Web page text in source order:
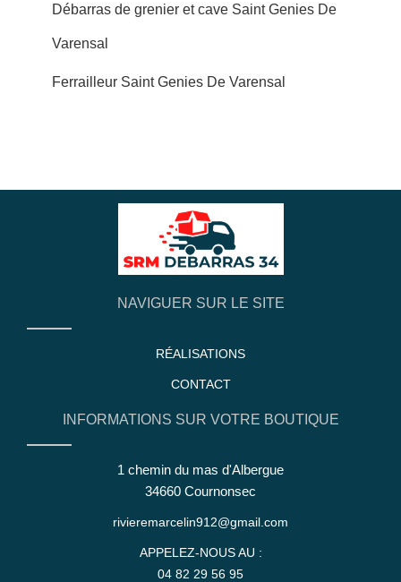
Débarras de grenier et cave Saint Genies De
Varensal
Ferrailleur Saint Genies De Varensal
NAVIGUER SUR LE SITE
RÉALISATIONS
CONTACT
INFORMATIONS SUR VOTRE BOUTIQUE
1 chemin du mas d'Albergue
34660 Cournonsec
rivieremarcelin912@gmail.com
APPELEZ-NOUS AU :
04 82 29 56 95